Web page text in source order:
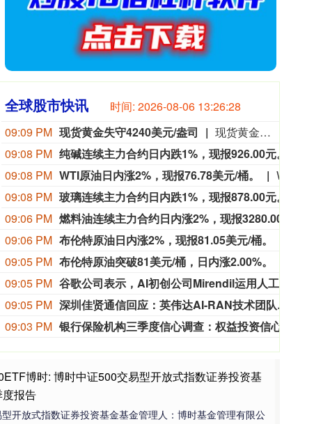
全球股市快讯 时间: 2026-08-06 13:26:30
09:09 PM 现货黄金失守4240美元/盎司
现货黄金失守4240美元/盎司，日内跌0.19%。
09:08 PM
09:08 PM WTI原油日内涨2%，现报76.78美元/桶。
09:08 PM
09:06 PM
09:06 PM 布伦特原油日内涨2%，现报81.05美元/桶。
09:05 PM 布伦特原油突破81美元/桶，日内涨2.00%。
09:05 PM
谷歌公司表示，AI初创公司Mirendil运用人工智能超级计算机TPU和GPU处理预训练和后训练应用。
09:05 PM
深圳佳贤通信回应：英伟达AI-RAN技术团队曾到访公司，双方已成立技术工作组
09:03 PM
博时: 博时中证500交易型开放式指数证券投资基
报告
开放式指数证券投资基金基金管理人：博时基金管理有限公